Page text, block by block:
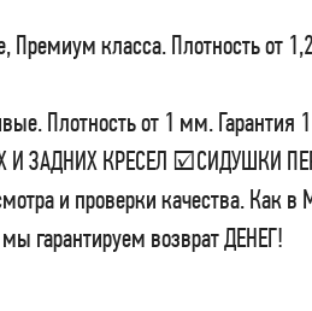
класса. Плотность от
Плотность от 1 мм. Гарантия
И ЗАДНИХ КРЕСЕЛ ☑СИДУШКИ
и проверки качества. Как в
гарантируем возврат ДЕНЕГ!